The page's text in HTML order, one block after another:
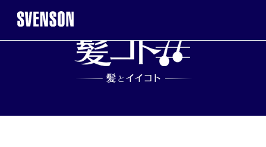
まずは無料相談を。お気軽にご来店くだ